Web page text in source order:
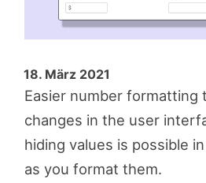
18. März 2021
Easier number formatting
changes in the user
hiding values is possible
as you format them.